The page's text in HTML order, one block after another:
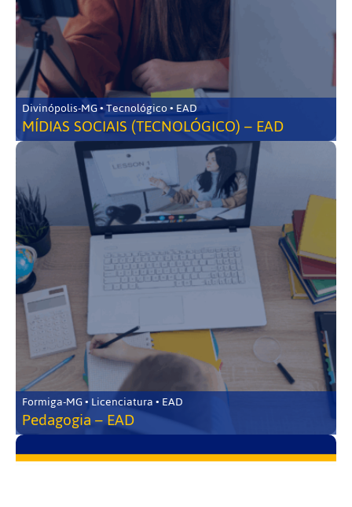
Divinópolis-MG • Tecnológico • EAD
MÍDIAS SOCIAIS (TECNOLÓGICO) – EAD
Formiga-MG • Licenciatura • EAD
Pedagogia – EAD